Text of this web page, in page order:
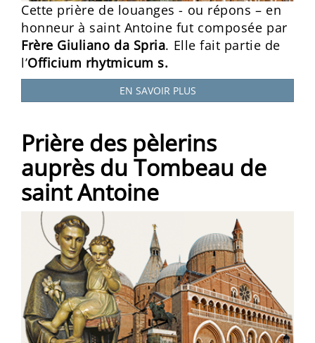
Cette prière de louanges - ou répons – en
honneur à saint Antoine fut composée par
Frère Giuliano da Spria. Elle fait partie de
l’Officium rhytmicum s.
EN SAVOIR PLUS
Prière des pèlerins
auprès du Tombeau de
saint Antoine